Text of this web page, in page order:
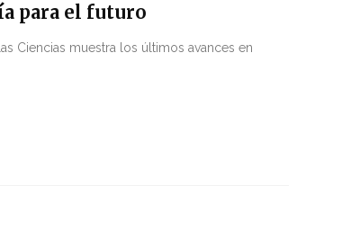
para el futuro
Ciencias muestra los últimos avances en